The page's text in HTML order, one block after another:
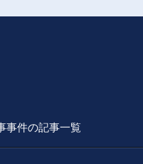
事件の記事一覧